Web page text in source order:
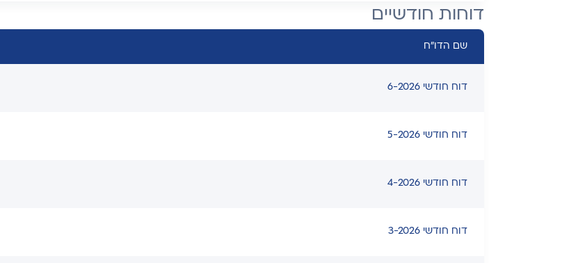
דוחות חודשיים
שם הדו"ח
דוח חודשי 6-2026
דוח חודשי 5-2026
דוח חודשי 4-2026
דוח חודשי 3-2026